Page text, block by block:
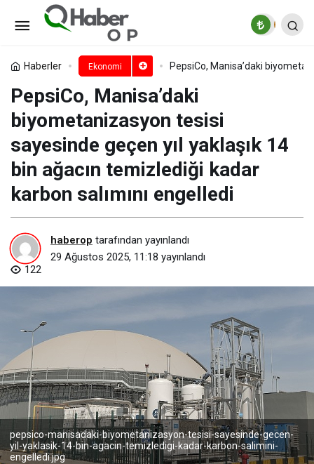
Haberler Ekonomi PepsiCo, Manisa’daki
PepsiCo, Manisa’daki
biyometanizasyon tesisi
sayesinde geçen yıl yaklaşık 14
bin ağacın temizlediği kadar
karbon salımını engelledi
haberop tarafından yayınlandı
29 Ağustos 2025, 11:18 yayınlandı
122
pepsico-manisadaki-biyometanizasyon-tesisi-sayesinde-gecen-
yil-yaklasik-14-bin-agacin-temizledigi-kadar-karbon-salimini-
engelledi.jpg
Hizmet Üretici Fiyat Endeksi,
Temmuz 2025
Yorum Yap